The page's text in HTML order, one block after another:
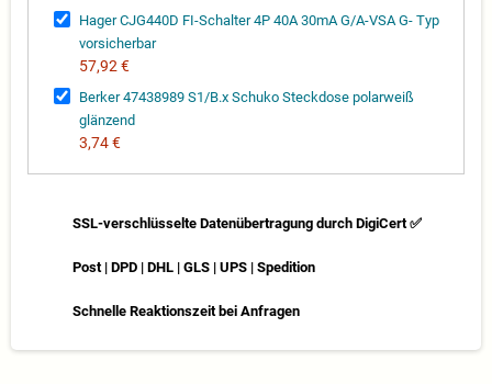
Hager CJG440D FI-Schalter 4P 40A 30mA G/A-VSA G- Typ
vorsicherbar
57,92 €
Berker 47438989 S1/B.x Schuko Steckdose polarweiß
glänzend
3,74 €
SSL-verschlüsselte Datenübertragung durch DigiCert ✅
Post | DPD | DHL | GLS | UPS | Spedition
Schnelle Reaktionszeit bei Anfragen